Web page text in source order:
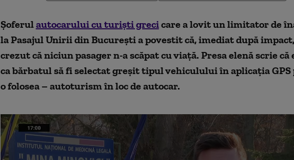
Șoferulautocarului cu turiști grecicare a lovit un limitator de
la Pasajul Unirii din București a povestit că, imediat după
crezut că niciun pasager n-a scăpat cu viață. Presa elenă scrie că
ca bărbatul să fi selectat greșit tipul vehiculului în aplicația GPS
o folosea – autoturism în loc de autocar.